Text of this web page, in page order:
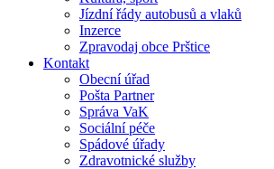
Jízdní řády autobusů a vlaků
Inzerce
Zpravodaj obce Prštice
Kontakt
Obecní úřad
Pošta Partner
Správa VaK
Sociální péče
Spádové úřady
Zdravotnické služby